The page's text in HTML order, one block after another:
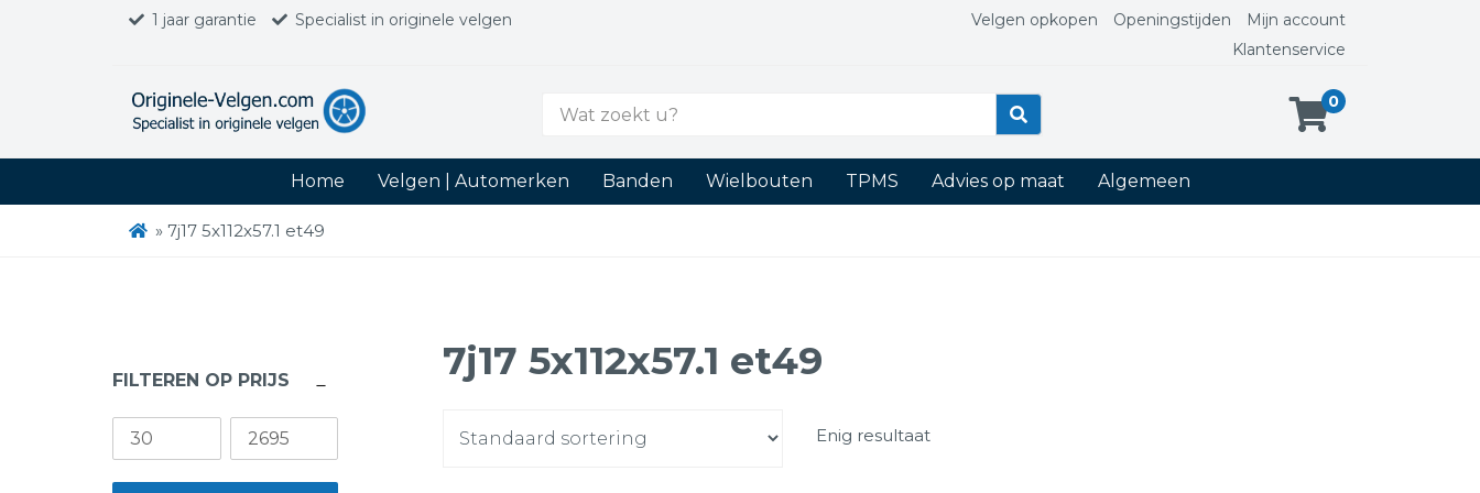
1 jaar garantie Specialist in originele velgen Velgen opkopen Openingstijden
Mijn account
Klantenservice
0
Zoek
Home Velgen | Automerken Banden Wielbouten TPMS Advies op maat Algemeen
» 7j17 5x112x57.1 et49
7j17 5x112x57.1 et49
Enig resultaat
FILTEREN OP PRIJS